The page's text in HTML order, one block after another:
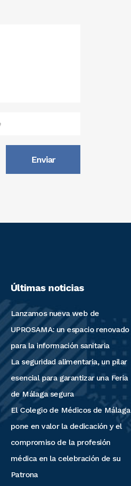
Últimas noticias
Lanzamos nueva web de
UPROSAMA: un espacio renovado
para la información sanitaria
La seguridad alimentaria, un pilar
esencial para garantizar una Feria
de Málaga segura
El Colegio de Médicos de Málaga
pone en valor la dedicación y el
compromiso de la profesión
médica en la celebración de su
Patrona